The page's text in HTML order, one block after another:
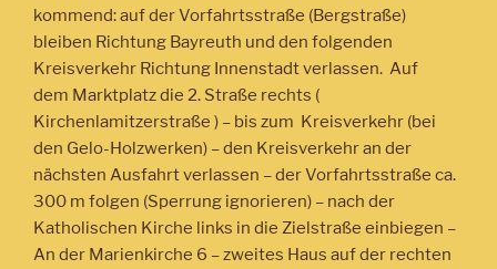
kommend: auf der Vorfahrtsstraße (Bergstraße)
bleiben Richtung Bayreuth und den folgenden
Kreisverkehr Richtung Innenstadt verlassen. Auf
dem Marktplatz die 2. Straße rechts (
Kirchenlamitzerstraße ) – bis zum Kreisverkehr (bei
den Gelo-Holzwerken) – den Kreisverkehr an der
nächsten Ausfahrt verlassen – der Vorfahrtsstraße ca.
300 m folgen (Sperrung ignorieren) – nach der
Katholischen Kirche links in die Zielstraße einbiegen –
An der Marienkirche 6 – zweites Haus auf der rechten